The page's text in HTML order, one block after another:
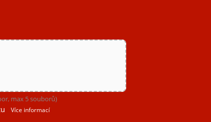
max 5 souborů)
Více informací